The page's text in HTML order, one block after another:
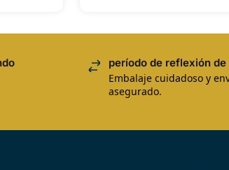
período de reflexión de
Embalaje cuidadoso y
asegurado.